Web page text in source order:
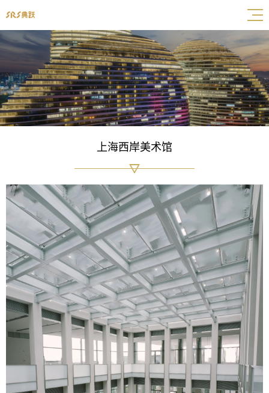
上海西岸美术馆